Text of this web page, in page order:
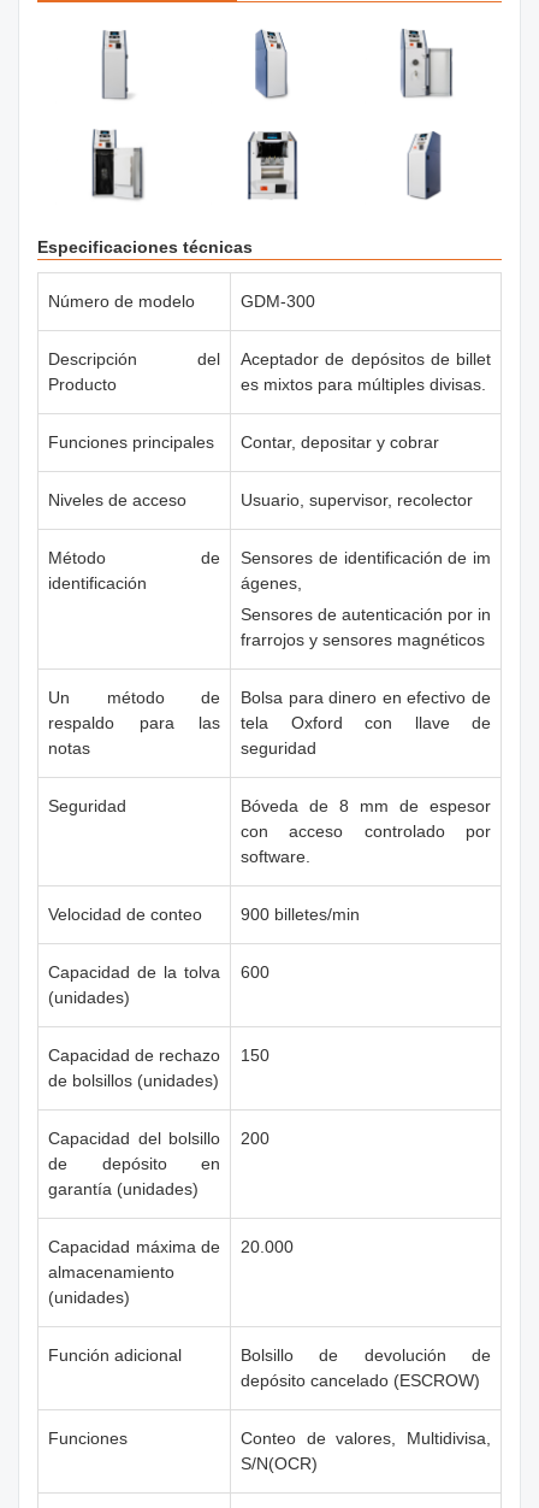
Especificaciones técnicas
Número de modelo GDM-300
Descripción del
Producto
Aceptador de depósitos de billet
es mixtos para múltiples divisas.
Funciones principales Contar, depositar y cobrar
Niveles de acceso Usuario, supervisor, recolector
Método de
identificación
Sensores de identificación de im
ágenes,
Sensores de autenticación por in
frarrojos y sensores magnéticos
Un método de
respaldo para las
notas
Bolsa para dinero en efectivo de
tela Oxford con llave de
seguridad
Seguridad
Bóveda de 8 mm de espesor
con acceso controlado por
software.
Velocidad de conteo 900 billetes/min
Capacidad de la tolva
(unidades)
600
Capacidad de rechazo
de bolsillos (unidades)
150
Capacidad del bolsillo
de depósito en
garantía (unidades)
200
Capacidad máxima de
almacenamiento
(unidades)
20.000
Función adicional
Bolsillo de devolución de
depósito cancelado (ESCROW)
Funciones
Conteo de valores, Multidivisa,
S/N(OCR)